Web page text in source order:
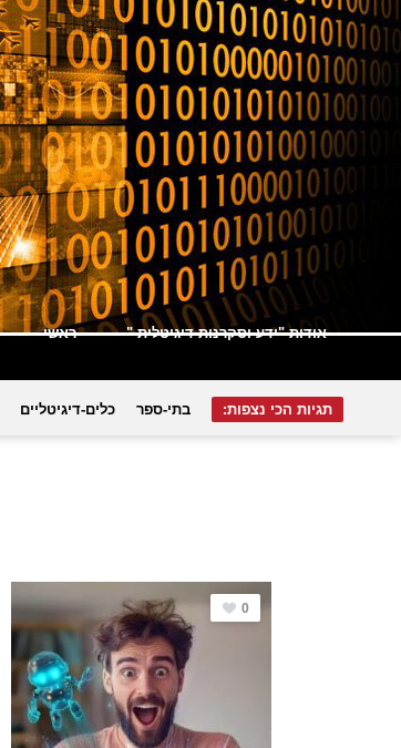
אודות "ידע וסקרנות דיגיטלית " ראשי
תגיות הכי נצפות: בתי-ספר כלים-דיגיטליים
0